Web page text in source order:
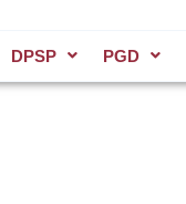
DPSP PGD